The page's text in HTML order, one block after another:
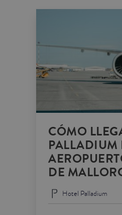
CÓMO
PALLADIUM
DE
Hotel Palladium